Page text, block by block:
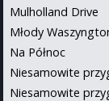
Mulholland Drive
Młody
Na Północ
Niesamowite
Niesamowite